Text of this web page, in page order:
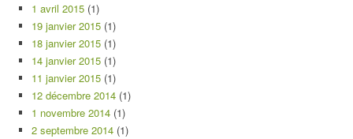
1 avril 2015 (1)
19 janvier 2015 (1)
18 janvier 2015 (1)
14 janvier 2015 (1)
11 janvier 2015 (1)
12 décembre 2014 (1)
1 novembre 2014 (1)
2 septembre 2014 (1)